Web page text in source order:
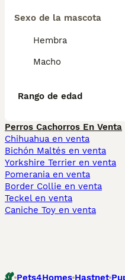
Sexo de la mascota
Hembra
Macho
Rango de edad
Perros Cachorros En Venta
Chihuahua en venta
Bichón Maltés en venta
Yorkshire Terrier en venta
Pomerania en venta
Border Collie en venta
Teckel en venta
Caniche Toy en venta
Pets4Homes Hastnet